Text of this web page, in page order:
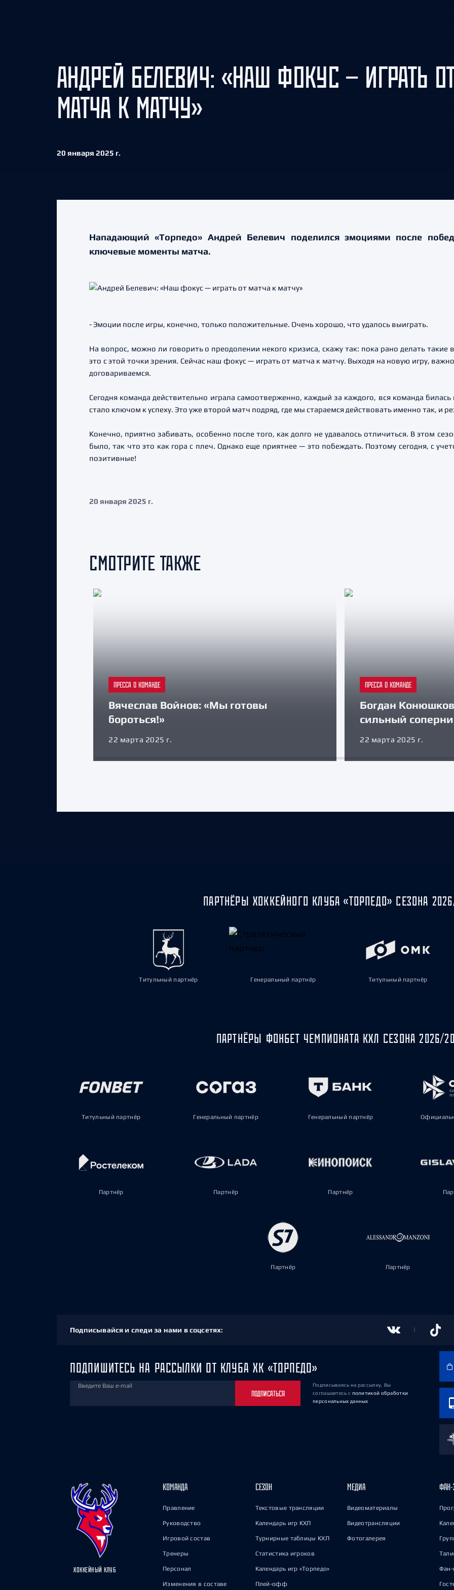
АНДРЕЙ БЕЛЕВИЧ: «НАШ ФОКУС — ИГРАТЬ
МАТЧА К МАТЧУ»
20 января 2025 г.
Нападающий «Торпедо» Андрей Белевич поделился эмоциями после
ключевые моменты матча.
- Эмоции после игры, конечно, только положительные. Очень хорошо, что удалось выиграть.
На вопрос, можно ли говорить о преодолении некого кризиса, скажу так: пока рано делать
это с этой точки зрения. Сейчас наш фокус — играть от матча к матчу. Выходя на новую игру,
договариваемся.
Сегодня команда действительно играла самоотверженно, каждый за каждого, вся команда
стало ключом к успеху. Это уже второй матч подряд, где мы стараемся действовать именно так, и
Конечно, приятно забивать, особенно после того, как долго не удавалось отличиться. В этом
было, так что это как гора с плеч. Однако еще приятнее — это побеждать. Поэтому сегодня, с
позитивные!
20 января 2025 г.
СМОТРИТЕ ТАКЖЕ
ПРЕССА О КОМАНДЕ
Вячеслав Войнов: «Мы готовы
бороться!»
22 марта 2025 г.
ПРЕССА О КОМАНДЕ
Богдан
сильный
22 марта 2025 г.
ПАРТНЁРЫ ХОККЕЙНОГО КЛУБА «ТОРПЕДО» СЕЗОНА
Титульный партнёр Генеральный партнёр Титульный партнёр
ПАРТНЁРЫ ФОНБЕТ ЧЕМПИОНАТА КХЛ СЕЗОНА 2026/
Титульный партнёр Генеральный партнёр Генеральный партнёр
Партнёр Партнёр Партнёр
Партнёр Партнёр
Подписывайся и следи за нами в соцсетях:
ПОДПИШИТЕСЬ НА РАССЫЛКИ ОТ КЛУБА ХК «ТОРПЕДО»
Введите Ваш e-mail
ПОДПИСАТЬСЯ
Подписываясь на рассылку, Вы
соглашаетесь с политикой обработки
персональных данных
ХОККЕЙНЫЙ КЛУБ
КОМАНДА
Правление
Руководство
Игровой состав
Тренеры
Персонал
Изменения в составе
СЕЗОН
Текстовые трансляции
Календарь игр КХЛ
Турнирные таблицы КХЛ
Статистика игроков
Календарь игр «Торпедо»
Плей-офф
МЕДИА
Видеоматериалы
Видеотрансляции
Фотогалерея
ФАН-
Фан-